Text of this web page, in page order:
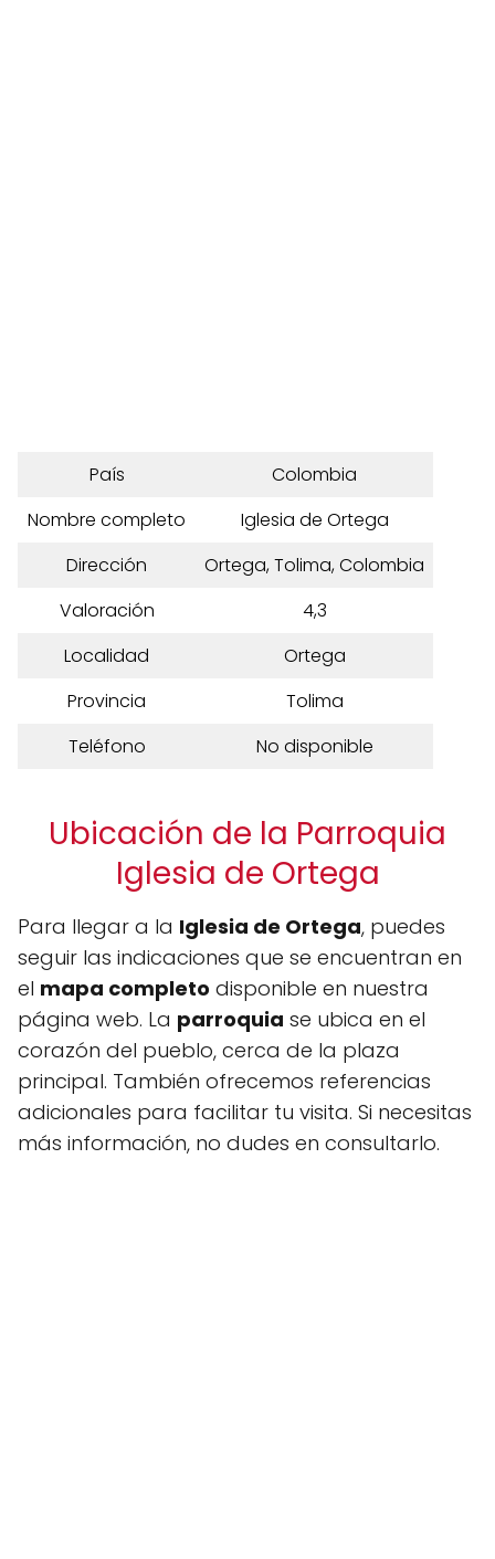
País
Colombia
Nombre completo
Iglesia de Ortega
Dirección
Ortega, Tolima, Colombia
Valoración
4,3
Localidad
Ortega
Provincia
Tolima
Teléfono
No disponible
Ubicación de la Parroquia
Iglesia de Ortega
Para llegar a la Iglesia de Ortega, puedes
seguir las indicaciones que se encuentran en
el mapa completo disponible en nuestra
página web. La parroquia se ubica en el
corazón del pueblo, cerca de la plaza
principal. También ofrecemos referencias
adicionales para facilitar tu visita. Si necesitas
más información, no dudes en consultarlo.